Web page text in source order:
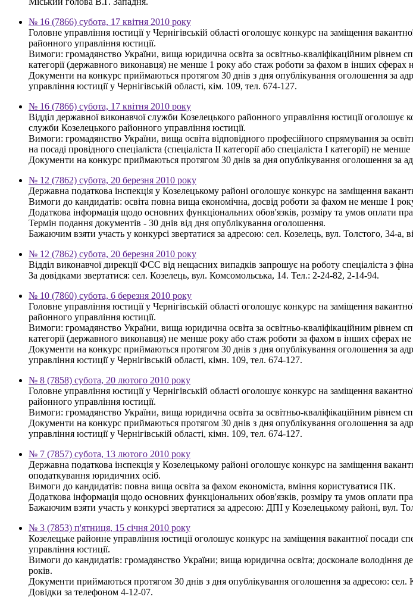
№ 16 (7866) субота, 17 квітня 2010 року
Головне управління юстиції у Чернігівській області оголошує конкурс на заміщення
районного управління юстиції.
Вимоги: громадянство України, вища юридична освіта за освітньо-кваліфікаційним рівнем
категорії (державного виконавця) не менше 1 року або стаж роботи за фахом в інших
Документи на конкурс приймаються протягом 30 днів з дня опублікування оголошення за
управління юстиції у Чернігівській області, кім. 109, тел. 674-127.
№ 16 (7866) субота, 17 квітня 2010 року
Відділ державної виконавчої служби Козелецького районного управління юстиції оголошує
служби Козелецького районного управління юстиції.
Вимоги: громадянство України, вища освіта відповідного професійного спрямування за
на посаді провідного спеціаліста (спеціаліста ІІ категорії або спеціаліста І категорії)
Документи на конкурс приймаються протягом 30 днів за дня опублікування оголошення за
№ 12 (7862) субота, 20 березня 2010 року
Державна податкова інспекція у Козелецькому районі оголошує конкурс на заміщення
Вимоги до кандидатів: освіта повна вища економічна, досвід роботи за фахом не менше 1
Додаткова інформація щодо основних функціональних обов'язків, розміру та умов оплати
Термін подання документів - 30 днів від дня опублікування оголошення.
Бажаючим взяти участь у конкурсі звертатися за адресою: сел. Козелець, вул. Толстого, 34-а,
№ 12 (7862) субота, 20 березня 2010 року
Відділ виконавчої дирекції ФСС від нещасних випадків запрошує на роботу спеціаліста з
За довідками звертатися: сел. Козелець, вул. Комсомольська, 14. Тел.: 2-24-82, 2-14-94.
№ 10 (7860) субота, 6 березня 2010 року
Головне управління юстиції у Чернігівській області оголошує конкурс на заміщення
районного управління юстиції.
Вимоги: громадянство України, вища юридична освіта за освітньо-кваліфікаційним рівнем
категорії (державного виконавця) не менше року або стаж роботи за фахом в інших сферах
Документи на конкурс приймаються протягом 30 днів з дня опублікування оголошення за
управління юстиції у Чернігівській області, кімн. 109, тел. 674-127.
№ 8 (7858) субота, 20 лютого 2010 року
Головне управління юстиції у Чернігівській області оголошує конкурс на заміщення
районного управління юстиції.
Вимоги: громадянство України, вища юридична освіта за освітньо-кваліфікаційним рівнем
Документи на конкурс приймаються протягом 30 днів з дня опублікування оголошення за
управління юстиції у Чернігівській області, кімн. 109, тел. 674-127.
№ 7 (7857) субота, 13 лютого 2010 року
Державна податкова інспекція у Козелецькому районі оголошує конкурс на заміщення
оподаткування юридичних осіб.
Вимоги до кандидатів: повна вища освіта за фахом економіста, вміння користуватися ПК.
Додаткова інформація щодо основних функціональних обов'язків, розміру та умов оплати
Бажаючим взяти участь у конкурсі звертатися за адресою: ДПІ у Козелецькому районі, вул.
№ 3 (7853) п'ятниця, 15 січня 2010 року
Козелецьке районне управління юстиції оголошує конкурс на заміщення вакантної посади
управління юстиції.
Вимоги до кандидатів: громадянство України; вища юридична освіта; досконале
років.
Документи приймаються протягом 30 днів з дня опублікування оголошення за адресою: сел.
Довідки за телефоном 4-12-07.